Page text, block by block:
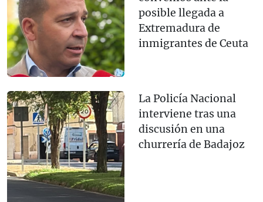
posible llegada a
Extremadura de
inmigrantes de Ceuta
La Policía Nacional
interviene tras una
discusión en una
churrería de Badajoz